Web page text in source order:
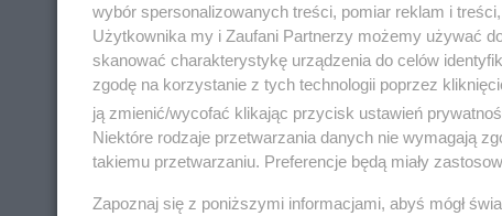
wybór spersonalizowanych treści, pomiar reklam i
Użytkownika my i Zaufani Partnerzy możemy używać
skanować charakterystykę urządzenia do celów
zgodę na korzystanie z tych technologii poprzez
ją zmienić/wycofać klikając przycisk ustawień
Niektóre rodzaje przetwarzania danych nie wymagają
takiemu przetwarzaniu. Preferencje będą miały
Zapoznaj się z poniższymi informacjami, abyś mógł